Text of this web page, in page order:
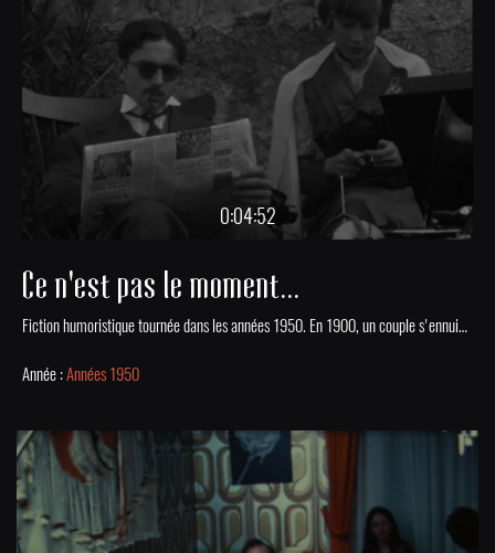
0:04:52
Ce n'est pas le moment...
Fiction humoristique tournée dans les années 1950. En 1900, un couple s'ennuie dans son jardin. La femme part rejoindre son amant tandis que le mari rêve d'une danseuse de french cancan...
Année :Années 1950